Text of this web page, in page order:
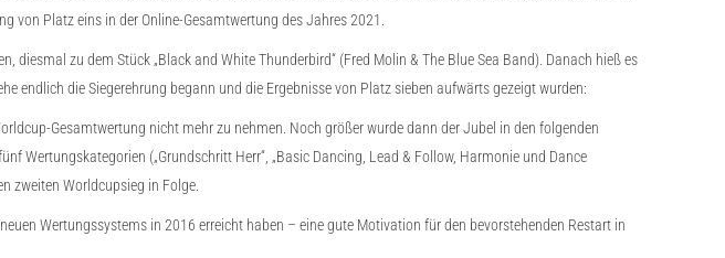
Platz eins in der Online-Gesamtwertung des Jahres 2021.
zu dem Stück „Black and White Thunderbird“ (Fred Molin & The Blue Sea Band). Danach hieß es
endlich die Siegerehrung begann und die Ergebnisse von Platz sieben aufwärts gezeigt wurden:
Gesamtwertung nicht mehr zu nehmen. Noch größer wurde dann der Jubel in den folgenden
Wertungskategorien („Grundschritt Herr“, „Basic Dancing, Lead & Follow, Harmonie und Dance
zweiten Worldcupsieg in Folge.
Wertungssystems in 2016 erreicht haben – eine gute Motivation für den bevorstehenden Restart in